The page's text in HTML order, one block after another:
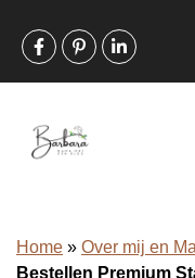
naar
Home » Over mij en
Bestellen Premium